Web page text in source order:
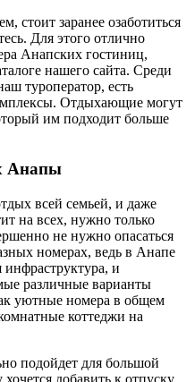
стоит заранее озаботиться
Для этого отлично
Анапских гостиниц,
нашего сайта. Среди
туроператор, есть
Отдыхающие могут
им подходит больше
Анапы
всей семьей, и даже
на всех, нужно только
не нужно опасаться
номерах, ведь в Анапе
инфраструктура, и
различные варианты
уютные номера в общем
коттеджи на
подойдет для большой